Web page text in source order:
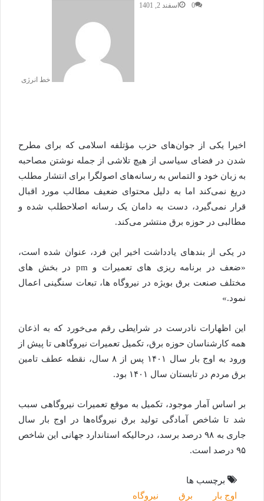
خط انرژی
اسفند 2, 1401 0
اخیرا یکی از جوان‌های حزب مؤتلفه اسلامی که برای مطرح
شدن در فضای سیاسی از هیچ تلاشی از جمله نوشتن مصاحبه
به زبان خود و التماس به رسانه‌های اصولگرا برای انتشار مطلب
دریغ نمی‌کند اما به دلیل محتوای ضعیف مطالب مورد اقبال
قرار نمی‌گیرد، دست به دامان یک رسانه اصلاحطلب شده و
مطالبی در حوزه برق منتشر می‌کند.
در یکی از بندهای یادداشت اخیر این فرد، عنوان شده است،
«ضعف در برنامه ریزی های تعمیرات و pm در بخش های
مختلف صنعت برق بویژه در نیروگاه ها، تبعات سنگینی اعمال
نمود.»
این اظهارات نادرست در شرایطی رقم می‌خورد که به اذعان
همه کارشناسان حوزه برق، تکمیل تعمیرات نیروگاهی تا پیش از
ورود به اوج بار سال ۱۴۰۱ پس از ۸ سال، نقطه عطف تامین
برق مردم در تابستان سال ۱۴۰۱ بود.
بر اساس آمار موجود، تکمیل به موقع تعمیرات نیروگاهی سبب
شد تا شاخص آمادگی تولید برق نیروگاه‌ها در اوج بار سال
جاری به ۹۸ درصد برسد، درحالیکه استاندارد جهانی این شاخص
۹۵ درصد است.
برچسب ها
اوج بار
برق نیروگاه